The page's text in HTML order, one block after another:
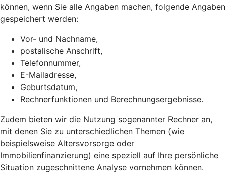
können, wenn Sie alle Angaben machen, folgende Angaben
gespeichert werden:
Vor- und Nachname,
postalische Anschrift,
Telefonnummer,
E-Mailadresse,
Geburtsdatum,
Rechnerfunktionen und Berechnungsergebnisse.
Zudem bieten wir die Nutzung sogenannter Rechner an,
mit denen Sie zu unterschiedlichen Themen (wie
beispielsweise Altersvorsorge oder
Immobilienfinanzierung) eine speziell auf Ihre persönliche
Situation zugeschnittene Analyse vornehmen können.